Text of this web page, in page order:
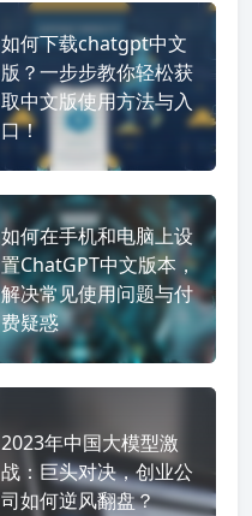
如何下载chatgpt中文
版？一步步教你轻松获
取中文版使用方法与入
口！
如何在手机和电脑上设
置ChatGPT中文版本，
解决常见使用问题与付
费疑惑
2023年中国大模型激
战：巨头对决，创业公
司如何逆风翻盘？